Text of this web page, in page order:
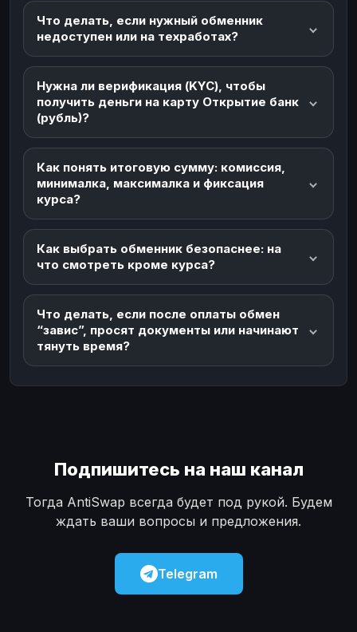
Что делать, если нужный обменник
недоступен или на техработах?
Нужна ли верификация (KYC), чтобы
получить деньги на карту Открытие банк
(рубль)?
Как понять итоговую сумму: комиссия,
минималка, максималка и фиксация
курса?
Как выбрать обменник безопаснее: на
что смотреть кроме курса?
Что делать, если после оплаты обмен
“завис”, просят документы или начинают
тянуть время?
Подпишитесь на наш канал
Тогда AntiSwap всегда будет под рукой. Будем
ждать ваши вопросы и предложения.
Telegram